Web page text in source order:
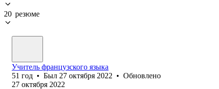
20 резюме
Учитель французского языка
51 год • Был 27 октября 2022 • Обновлено
27 октября 2022